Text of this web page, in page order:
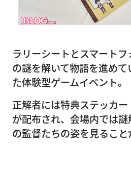
ラリーシートとスマート
の謎を解いて物語を進め
た体験型ゲームイベント。
正解者には特典ステッカー
が配布され、会場内では
の監督たちの姿を見ること